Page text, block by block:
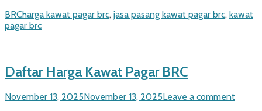
Categories
BRCTags
harga kawat pagar brc, jasa pasang kawat pagar brc, kawat
pagar brc
Daftar Harga Kawat Pagar BRC
Posted
November 13, 2025November 13, 2025Leave a comment